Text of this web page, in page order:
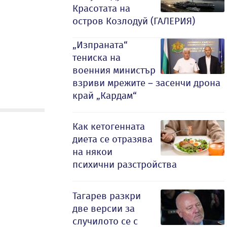
Красотата на
остров Козлодуй (ГАЛЕРИЯ)
„Изпраната“
тениска на
военния министър
взриви мрежите – засенчи дрона
край „Кардам“
Как кетогенната
диета се отразява
на някои
психични разстройства
Тагарев разкри
две версии за
случилото се с